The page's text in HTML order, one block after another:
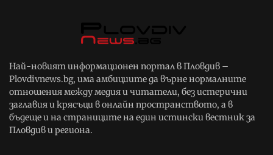
Най-новият информационен портал в Пловдив –
Plovdivnews.bg, има амбициите да върне нормалните
отношения между медия и читатели, без истерични
заглавия и крясъци в онлайн пространството, а в
бъдеще и на страниците на един истински вестник за
Пловдив и региона.